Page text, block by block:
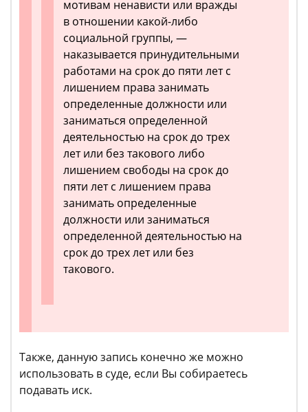
мотивам ненависти или вражды
в отношении какой-либо
социальной группы, —
наказывается принудительными
работами на срок до пяти лет с
лишением права занимать
определенные должности или
заниматься определенной
деятельностью на срок до трех
лет или без такового либо
лишением свободы на срок до
пяти лет с лишением права
занимать определенные
должности или заниматься
определенной деятельностью на
срок до трех лет или без
такового.
Также, данную запись конечно же можно
использовать в суде, если Вы собираетесь
подавать иск.